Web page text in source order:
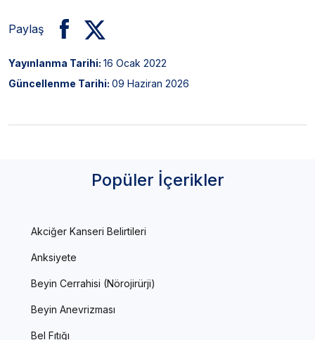
Paylaş
Yayınlanma Tarihi: 16 Ocak 2022
Güncellenme Tarihi: 09 Haziran 2026
Popüler İçerikler
Akciğer Kanseri Belirtileri
Anksiyete
Beyin Cerrahisi (Nörojirürji)
Beyin Anevrizması
Bel Fıtığı